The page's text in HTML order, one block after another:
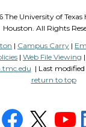
The University of Texas
Houston. All Rights
| Campus Carry |
| Web File Viewing
| Last modified
return to top